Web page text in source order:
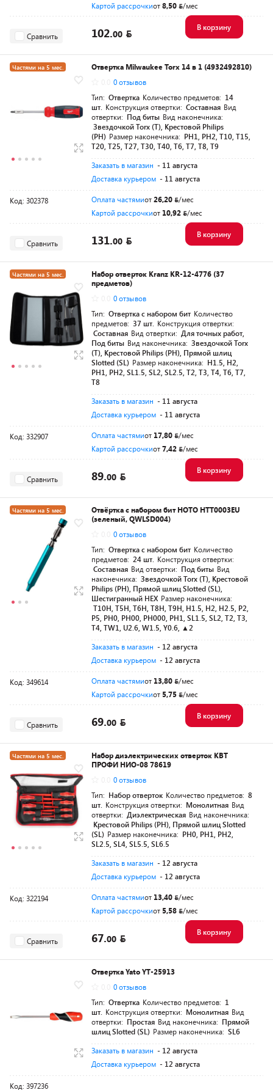
Картой рассрочкиот8,50 /мес
Сравнить 102.00
В корзину
Частями на 5 мес.
Отвертка Milwaukee Torx 14 в 1 (4932492810)
0 отзывов
Тип: Отвертка Количество предметов: 14
шт. Конструкция отвертки: Составная Вид
отвертки: Под биты Вид наконечника:
Звездочкой Torx (T), Крестовой Philips
(PH) Размер наконечника: PH1, PH2, T10, T15,
T20, T25, T27, T30, T40, T6, T7, T8, T9
Заказать в магазин - 11 августа
Доставка курьером - 11 августа
Код: 302378 Оплата частямиот26,20
/мес
Картой рассрочкиот 10,92 /мес
Сравнить 131.00
В корзину
Частями на 5 мес.
Разумная цена
Набор отверток Kranz KR-12-4776 (37
предметов)
0 отзывов
Тип: Отвертка с набором бит Количество
предметов: 37 шт. Конструкция отвертки:
Составная Вид отвертки: Для точных работ,
Под биты Вид наконечника: Звездочкой Torx
(T), Крестовой Philips (PH), Прямой шлиц
Slotted (SL) Размер наконечника: H1.5, H2,
PH1, PH2, SL1.5, SL2, SL2.5, T2, T3, T4, T6, T7,
T8
Заказать в магазин - 11 августа
Доставка курьером - 11 августа
Код: 332907 Оплата частямиот 17,80
/мес
Картой рассрочкиот7,42 /мес
Сравнить 89.00
В корзину
Частями на 5 мес.
Отвёртка с набором бит HOTO HTT0003EU
(зеленый, QWLSD004)
0 отзывов
Тип: Отвертка с набором бит Количество
предметов: 24 шт. Конструкция отвертки:
Составная Вид отвертки: Под биты Вид
наконечника: Звездочкой Torx (T), Крестовой
Philips (PH), Прямой шлиц Slotted (SL),
Шестигранный HEX Размер наконечника:
T10H, T5H, T6H, T8H, T9H, H1.5, H2, H2.5, P2,
P5, PH0, PH00, PH000, PH1, SL1.5, SL2, T2, T3,
T4, TW1, U2.6, W1.5, Y0.6, ▲2
Заказать в магазин - 12 августа
Доставка курьером - 12 августа
Код: 349614 Оплата частямиот 13,80
/мес
Картой рассрочкиот 5,75 /мес
Сравнить 69.00
В корзину
Частями на 5 мес.
Разумная цена
Набор диэлектрических отверток КВТ
ПРОФИ НИО-08 78619
0 отзывов
Тип: Набор отверток Количество предметов: 8
шт. Конструкция отвертки: Монолитная Вид
отвертки: Диэлектрическая Вид наконечника:
Крестовой Philips (PH), Прямой шлиц Slotted
(SL) Размер наконечника: PH0, PH1, PH2,
SL2.5, SL4, SL5.5, SL6.5
Заказать в магазин - 12 августа
Доставка курьером - 12 августа
Код: 322194 Оплата частямиот 13,40
/мес
Картой рассрочкиот 5,58 /мес
Сравнить 67.00
В корзину
Отвертка Yato YT-25913
0 отзывов
Тип: Отвертка Количество предметов: 1
шт. Конструкция отвертки: Монолитная Вид
отвертки: Простая Вид наконечника: Прямой
шлиц Slotted (SL) Размер наконечника: SL6
Заказать в магазин - 12 августа
Доставка курьером - 12 августа
Код: 397236